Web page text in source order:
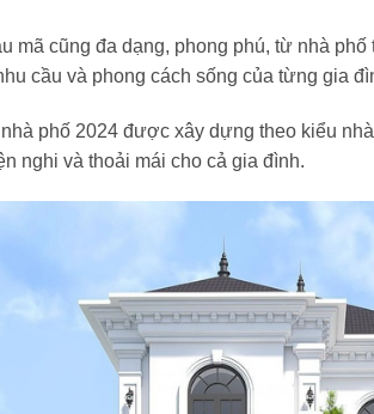
mã cũng đa dạng, phong phú, từ nhà
cầu và phong cách sống của từng gia
phố 2024 được xây dựng theo kiểu
nghi và thoải mái cho cả gia đình.